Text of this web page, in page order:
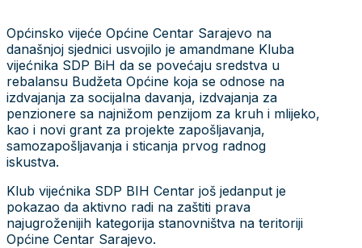
Općinsko vijeće Općine Centar Sarajevo na
današnjoj sjednici usvojilo je amandmane Kluba
vijećnika SDP BiH da se povećaju sredstva u
rebalansu Budžeta Općine koja se odnose na
izdvajanja za socijalna davanja, izdvajanja za
penzionere sa najnižom penzijom za kruh i mlijeko,
kao i novi grant za projekte zapošljavanja,
samozapošljavanja i sticanja prvog radnog
iskustva.
Klub vijećnika SDP BIH Centar još jedanput je
pokazao da aktivno radi na zaštiti prava
najugroženijih kategorija stanovništva na teritoriji
Općine Centar Sarajevo.